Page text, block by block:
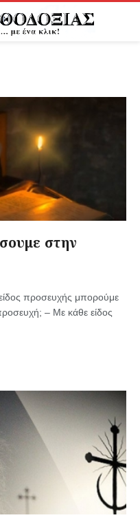
στην
προσευχής μπορούμε
– Με κάθε είδος